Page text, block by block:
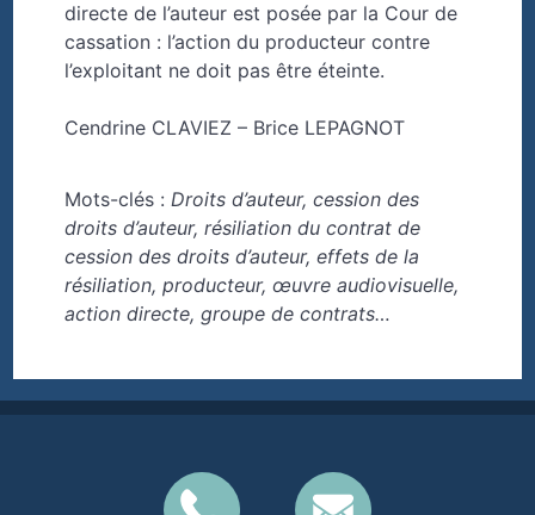
directe de l’auteur est posée par la Cour de
cassation : l’action du producteur contre
l’exploitant ne doit pas être éteinte.
Cendrine CLAVIEZ – Brice LEPAGNOT
Mots-clés : Droits d’auteur, cession des
droits d’auteur, résiliation du contrat de
cession des droits d’auteur, effets de la
résiliation, producteur, œuvre audiovisuelle,
action directe, groupe de contrats…